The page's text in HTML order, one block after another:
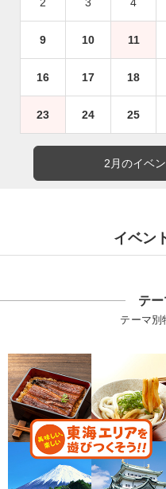
9 10 11
16 17 18
23 24 25
2月のイベ
イベン
テ
テーマ別